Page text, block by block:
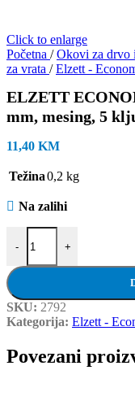
Click to enlarge
Početna / Okovi za drvo
za vrata / Elzett -
ELZETT
mm, mesing, 5
11,40 KM
Težina0,2 kg
Na zalihi
-
ELZETT ECONOMY
+
SKU: 2792
Kategorija: Elzett -
Povezani